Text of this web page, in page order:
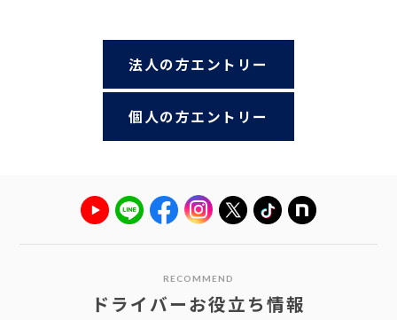
法人の方エントリー
個人の方エントリー
RECOMMEND
ドライバーお役立ち情報